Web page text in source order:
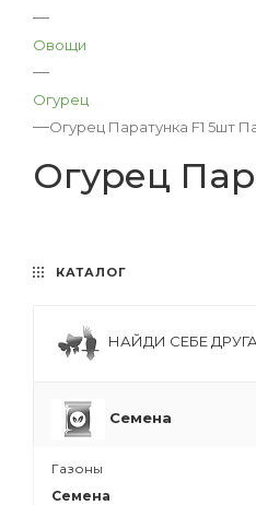
—
Овощи
—
Огурец
—Огурец Паратунка F1 5шт
Огурец
КАТАЛОГ
НАЙДИ СЕБЕ ДРУГА
Семена
Газоны
Семена